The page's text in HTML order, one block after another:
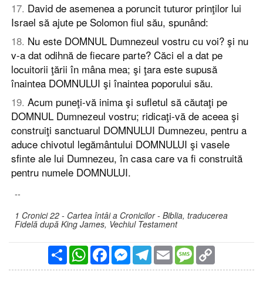
17. David de asemenea a poruncit tuturor prinţilor lui
Israel să ajute pe Solomon fiul său, spunând:
18. Nu este DOMNUL Dumnezeul vostru cu voi? şi nu
v-a dat odihnă de fiecare parte? Căci el a dat pe
locuitorii ţării în mâna mea; şi ţara este supusă
înaintea DOMNULUI şi înaintea poporului său.
19. Acum puneţi-vă inima şi sufletul să căutaţi pe
DOMNUL Dumnezeul vostru; ridicaţi-vă de aceea şi
construiţi sanctuarul DOMNULUI Dumnezeu, pentru a
aduce chivotul legământului DOMNULUI şi vasele
sfinte ale lui Dumnezeu, în casa care va fi construită
pentru numele DOMNULUI.
--
1 Cronici 22 - Cartea întâi a Cronicilor - Biblia, traducerea
Fidelă după King James, Vechiul Testament
PartajareWhatsAppFacebookMessengerTelegram
Email Message